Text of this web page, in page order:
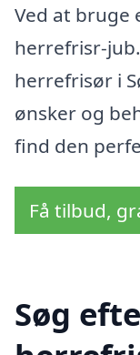
Ved at bruge
herrefrisr-
herrefrisør i
ønsker og
find den
Få tilbud,
Søg